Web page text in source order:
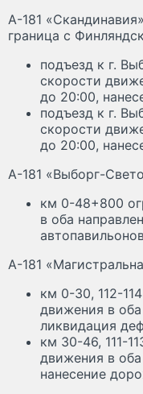
А-181
граница с
подъезд к г.
скорости
до 20:00,
подъезд к г.
скорости
до 20:00,
А-181 «Выборг-
км 0-48+800
в оба
А-181
км 0-30, 112-
движения в
ликвидация
км 30-46, 111-
движения в
нанесение